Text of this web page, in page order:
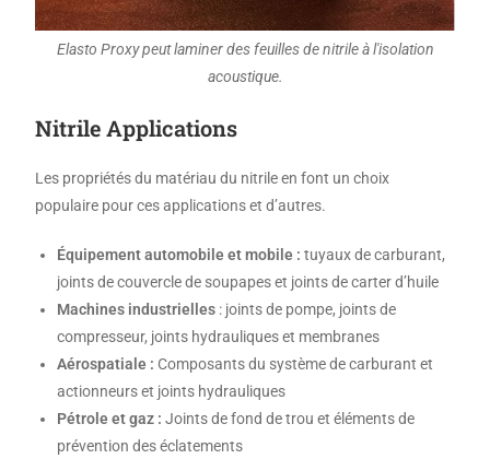
Elasto Proxy peut laminer des feuilles de nitrile à l'isolation
acoustique.
Nitrile Applications
Les propriétés du matériau du nitrile en font un choix
populaire pour ces applications et d’autres.
Équipement automobile et mobile :tuyaux de carburant,
joints de couvercle de soupapes et joints de carter d’huile
Machines industrielles : joints de pompe, joints de
compresseur, joints hydrauliques et membranes
Aérospatiale : Composants du système de carburant et
actionneurs et joints hydrauliques
Pétrole et gaz :Joints de fond de trou et éléments de
prévention des éclatements